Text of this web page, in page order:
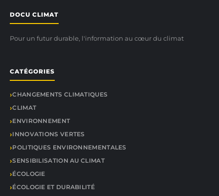
DOCU CLIMAT
Pour un futur durable, l'information au cœur du climat
CATÉGORIES
CHANGEMENTS CLIMATIQUES
CLIMAT
ENVIRONNEMENT
INNOVATIONS VERTES
POLITIQUES ENVIRONNEMENTALES
SENSIBILISATION AU CLIMAT
ÉCOLOGIE
ÉCOLOGIE ET DURABILITÉ